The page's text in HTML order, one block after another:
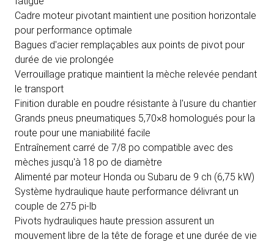
Cadre moteur pivotant maintient une position horizontale
pour performance optimale
Bagues d'acier remplaçables aux points de pivot pour
durée de vie prolongée
Verrouillage pratique maintient la mèche relevée pendant
le transport
Finition durable en poudre résistante à l'usure du chantier
Grands pneus pneumatiques 5,70×8 homologués pour la
route pour une maniabilité facile
Entraînement carré de 7/8 po compatible avec des
mèches jusqu'à 18 po de diamètre
Alimenté par moteur Honda ou Subaru de 9 ch (6,75 kW)
Système hydraulique haute performance délivrant un
couple de 275 pi-lb
Pivots hydrauliques haute pression assurent un
mouvement libre de la tête de forage et une durée de vie